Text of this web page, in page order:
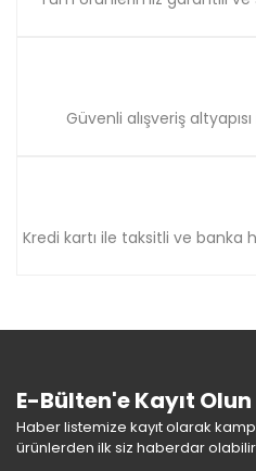
Güvenli alışveriş
Kredi kartı ile taksitli ve
E-Bülten'e Kayıt Olun
Haber listemize kayıt olarak
ürünlerden ilk siz haberdar